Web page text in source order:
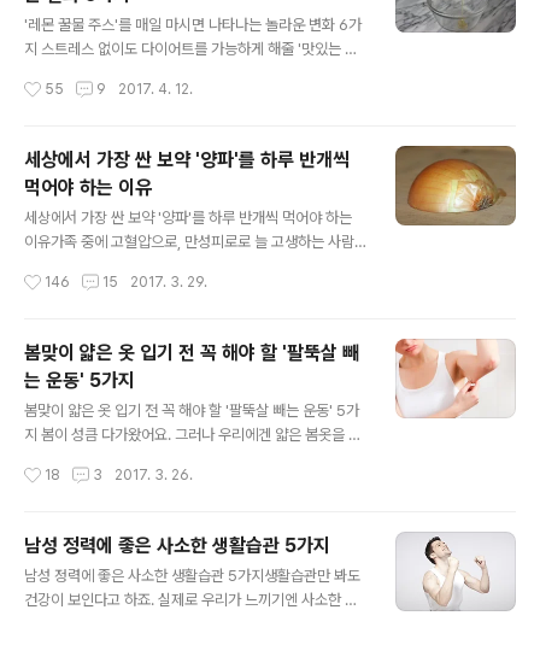
'레몬 꿀물 주스'를 매일 마시면 나타나는 놀라운 변화 6가
지 스트레스 없이도 다이어트를 가능하게 해줄 '맛있는 다
리는 '배고픔'을 조금이나마 억제해주는 '레몬 꿀물 주스'가
데 이 '레몬 꿀물 주스'를 매일 마시면 다이어트뿐만 놀라운
변화가 생긴다고 합니다. 달콤한 꿀물과 디톡스뿐만 아니
라 몸에 좋기로 소문난 레몬이 만나 만들어진 이 다이어트
음료로 얻을 수 있는 놀라운 변화를 소개할게요. 1. 간 해독
꿀과 레몬의 조합은 우리가 활력을 가질 수 있게 도와주며,
많이 함유되어 있으며 꿀은 항생제 역할을 해주기 때문에
55 9 2017. 4. 12.
세상에서 가장 싼 보약 '양파'를 하루 반개씩
먹어야 하는 이유
세상에서 가장 싼 보약 '양파'를 하루 반개씩 먹어야 하는
이유가족 중에 고혈압으로, 만성피로로 늘 고생하는 사람
세요. 양념처럼 자주 쓰는 재료지만, 주재료로 활용하면 독
하는데요.오늘은 우리가 하루에 양파 반개씩 먹어야 하는
이유에 대해 소개할게요^^ 양파가 '세상에서 가장 싼 보
약'으로 불리는 이유는? 기원전 3000년경, 고대 이집트의
피라미드 건축에 동원된 노예들에게 매일 양파를 먹였다는
기록이 있다고 해요.고된 노동에도 견뎌낼 수 있는 강한 체
여러가지 몸에 좋은 성분이 많이 들어 있답니다. 양파의 놀
146 15 2017. 3. 29.
봄맞이 얇은 옷 입기 전 꼭 해야 할 '팔뚝살 빼
는 운동' 5가지
봄맞이 얇은 옷 입기 전 꼭 해야 할 '팔뚝살 빼는 운동' 5가
지 봄이 성큼 다가왔어요. 그러나 우리에겐 얇은 봄옷을 입
요. 팔뚝살은 옷 태를 망치는 주범으로 꼽히기 때문이에요.
수인데요. 비교적 쉽게 날씬한 팔뚝을 만들 수 있는 간단한
운동 방법 몇 가지를 소개할게요.얇고 매끈한 팔 라인을 만
들어 보세요^^ 1. Side plank lifts팔 라인과 등 라인을 동
시에 잡아주는 운동.① 팔꿈치를 바닥에 대고 몸을 지탱하
18 3 2017. 3. 26.
남성 정력에 좋은 사소한 생활습관 5가지
남성 정력에 좋은 사소한 생활습관 5가지생활습관만 봐도
건강이 보인다고 하죠. 실제로 우리가 느끼기엔 사소한 생